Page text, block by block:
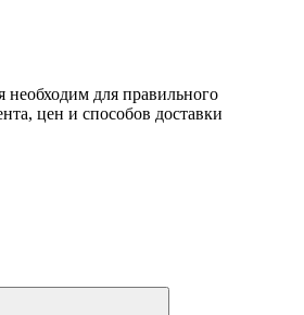
для правильного
цен и способов доставки